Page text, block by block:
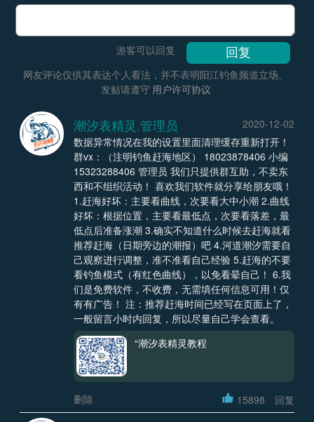
游客可以回复
网友评论仅供其表达个人看法，并不表明阳江钓鱼频道立场。
发贴请遵守 用户许可协议
潮汐表精灵.管理员
2020-12-02
数据异常情况在我的设置里面清理缓存重新打开！
群vx：（注明钓鱼赶海地区） 18023878406 小编
15323288406 管理员 我们只提供群互助，不卖东
西和不组织活动！ 喜欢我们软件就分享给朋友哦！
1.赶海好坏：主要看曲线，次要看大中小潮 2.曲线
好坏：根据位置，主要看最低点，次要看落差，最
低点后准备涨潮 3.确实不知道什么时候去赶海就看
推荐赶海（日期旁边的潮报）吧 4.河道潮汐需要自
己观察进行调整，准不准看自己经验 5.赶海的不要
看钓鱼模式（有红色曲线），以免看晕自己！ 6.我
们是免费软件，不收费，无需填任何信息可用！仅
有有广告！ 注：推荐赶海时间已经写在页面上了，
一般留言小时内回复，所以尽量自己学会查看。
“潮汐表精灵教程
删除 15898 回复